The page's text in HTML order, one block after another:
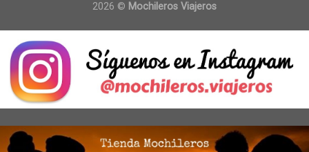
2026 © Mochileros Viajeros